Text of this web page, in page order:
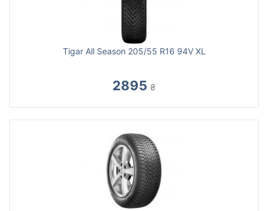
Tigar All Season 205/55 R16 94V XL
2895 ₴